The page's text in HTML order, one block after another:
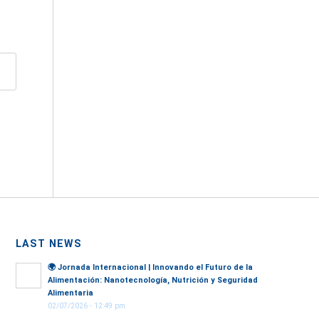
LAST NEWS
🌍 Jornada Internacional | Innovando el Futuro de la
Alimentación: Nanotecnología, Nutrición y Seguridad
Alimentaria
02/07/2026 - 12:49 pm